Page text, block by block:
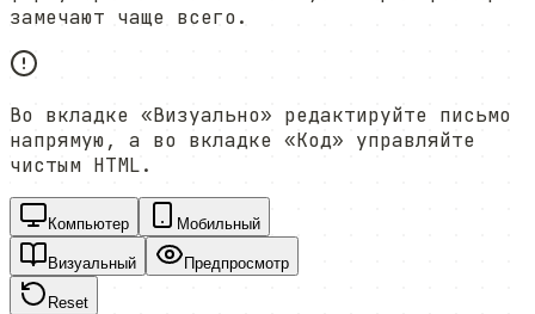
замечают чаще всего.
Во вкладке «Визуально» редактируйте письмо
напрямую, а во вкладке «Код» управляйте
чистым HTML.
Компьютер Мобильный
Визуальный Предпросмотр
Reset